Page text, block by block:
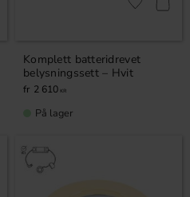
favoritt
Komplett batteridrevet
belysningssett – Hvit
2 610 KR
Lagre som
På lager